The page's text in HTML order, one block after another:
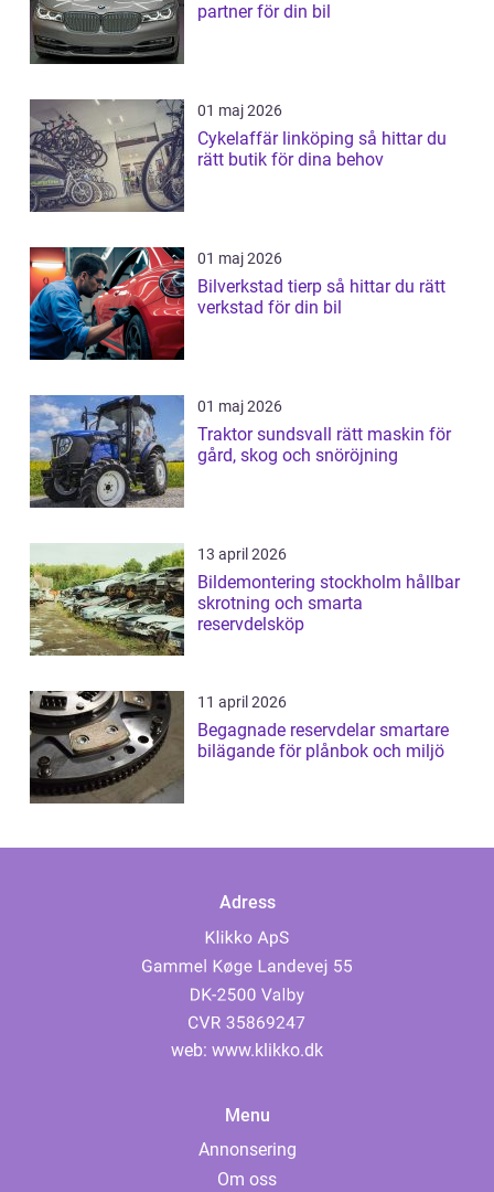
partner för din bil
01 maj 2026
Cykelaffär linköping så hittar du
rätt butik för dina behov
01 maj 2026
Bilverkstad tierp så hittar du rätt
verkstad för din bil
01 maj 2026
Traktor sundsvall rätt maskin för
gård, skog och snöröjning
13 april 2026
Bildemontering stockholm hållbar
skrotning och smarta
reservdelsköp
11 april 2026
Begagnade reservdelar smartare
bilägande för plånbok och miljö
Adress
web: www.klikko.dk
Menu
Annonsering
Om oss